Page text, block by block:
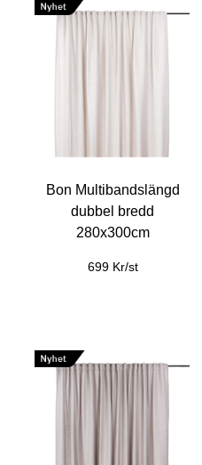
Bon Multibandslängd
dubbel bredd
280x300cm
699 Kr/st